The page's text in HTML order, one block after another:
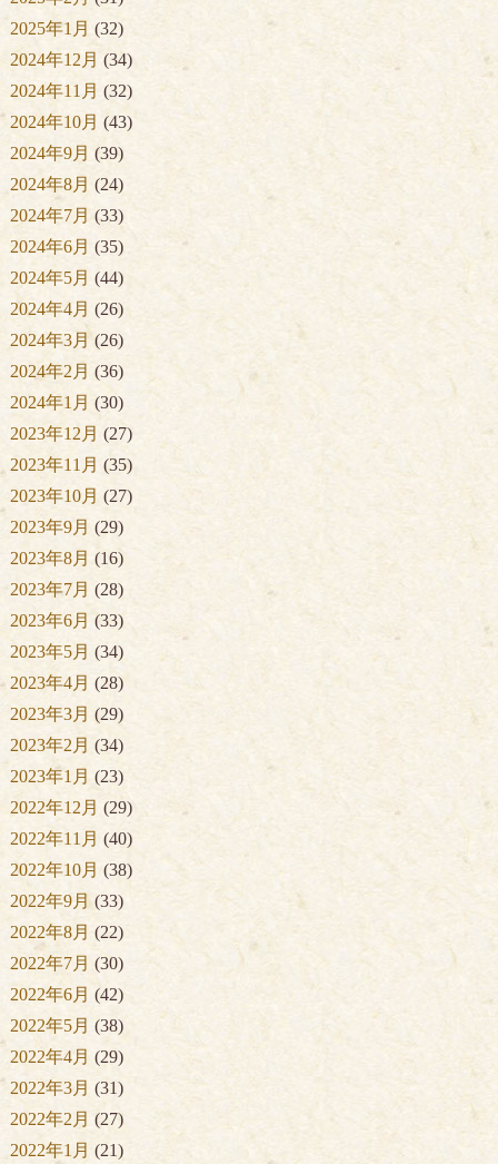
2025年1月 (32)
2024年12月 (34)
2024年11月 (32)
2024年10月 (43)
2024年9月 (39)
2024年8月 (24)
2024年7月 (33)
2024年6月 (35)
2024年5月 (44)
2024年4月 (26)
2024年3月(26)
2024年2月 (36)
2024年1月 (30)
2023年12月 (27)
2023年11月 (35)
2023年10月 (27)
2023年9月 (29)
2023年8月 (16)
2023年7月 (28)
2023年6月 (33)
2023年5月 (34)
2023年4月 (28)
2023年3月 (29)
2023年2月 (34)
2023年1月 (23)
2022年12月 (29)
2022年11月 (40)
2022年10月 (38)
2022年9月 (33)
2022年8月 (22)
2022年7月 (30)
2022年6月 (42)
2022年5月 (38)
2022年4月 (29)
2022年3月 (31)
2022年2月 (27)
2022年1月 (21)